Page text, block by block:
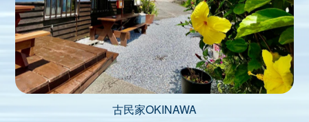
古民家OKINAWA